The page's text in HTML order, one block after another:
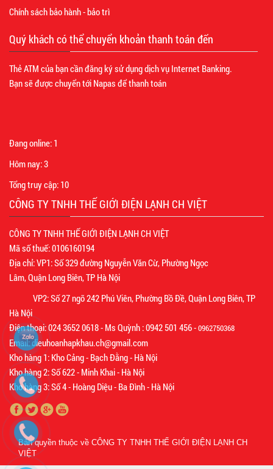
Chính sách bảo hành - bảo trì
Quý khách có thể chuyển khoản thanh toán đến
Thẻ ATM của bạn cần đăng ký sử dụng dịch vụ Internet Banking.
Bạn sẽ được chuyển tới Napas để thanh toán
Đang online: 1
Hôm nay:3
Tổng truy cập: 10
CÔNG TY TNHH THẾ GIỚI ĐIỆN LẠNH CH VIỆT
CÔNG TY TNHH THẾ GIỚI ĐIỆN LẠNH CH VIỆT
Mã số thuế: 0106160194
Địa chỉ: VP1: Số 329 đường Nguyễn Văn Cừ, Phường Ngọc
Lâm, Quận Long Biên, TP Hà Nội
VP2: Số 27 ngõ 242 Phú Viên, Phường Bồ Đề, Quận Long Biên, TP
Hà Nội
Điện thoại: 024 3652 0618 - Ms Quỳnh : 0942 501 456 -0962750368
Email: dieuhoanhapkhau.ch@gmail.com
Kho hàng 1: Kho Cảng - Bạch Đằng - Hà Nội
Kho hàng 2: Số 622 - Minh Khai - Hà Nội
Kho hàng 3: Số 4 - Hoàng Diệu - Ba Đình - Hà Nội
Bản quyền thuộc về CÔNG TY TNHH THẾ GIỚI ĐIỆN LẠNH CH
VIỆT